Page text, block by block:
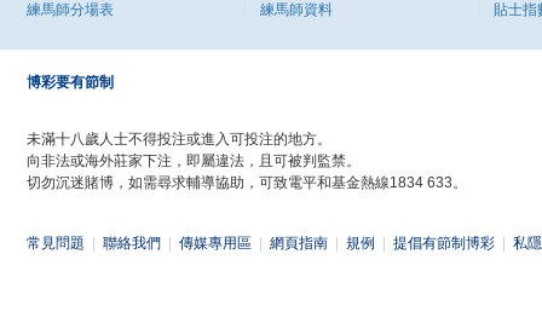
練馬師分場表
練馬師資料
貼士指
博彩要有節制
未滿十八歲人士不得投注或進入可投注的地方。
向非法或海外莊家下注，即屬違法，且可被判監禁。
切勿沉迷賭博，如需尋求輔導協助，可致電平和基金熱線1834 633。
常見問題 聯絡我們 傳媒專用區 網頁指南 規例 提倡有節制博彩 私